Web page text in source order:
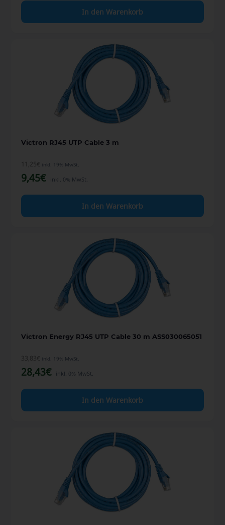
In den Warenkorb
Victron RJ45 UTP Cable 3 m
11,25€ inkl. 19% MwSt.
9,45€ inkl. 0% MwSt.
In den Warenkorb
Victron Energy RJ45 UTP Cable 30 m ASS030065051
33,83€ inkl. 19% MwSt.
28,43€ inkl. 0% MwSt.
In den Warenkorb